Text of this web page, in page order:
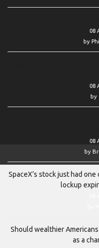
08
by
08
by
08
by
SpaceX’s stock just had
lockup
Should wealthier
as a